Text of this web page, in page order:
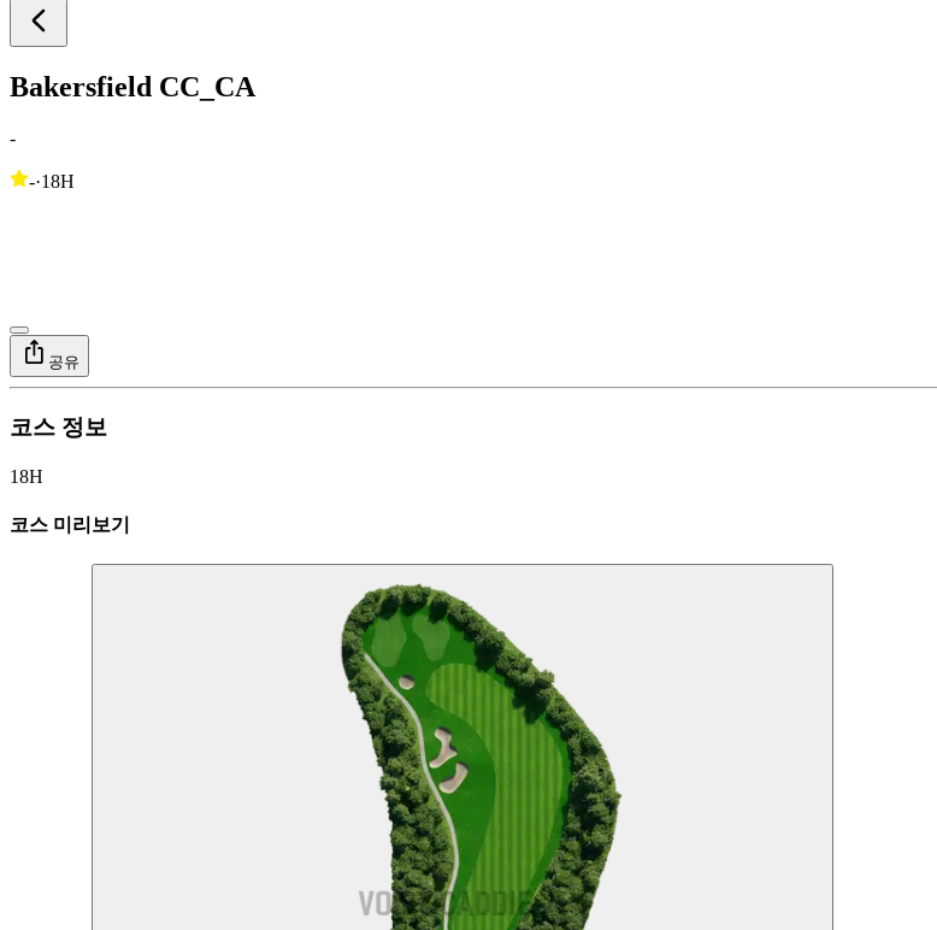
Bakersfield CC_CA
-
-·18H
공유
코스 정보
18H
코스 미리보기